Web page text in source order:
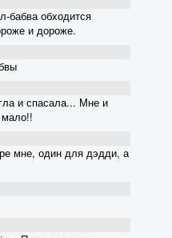
обходится
и дороже.
и спасала... Мне и
мало!!
мне, один для дэдди, а